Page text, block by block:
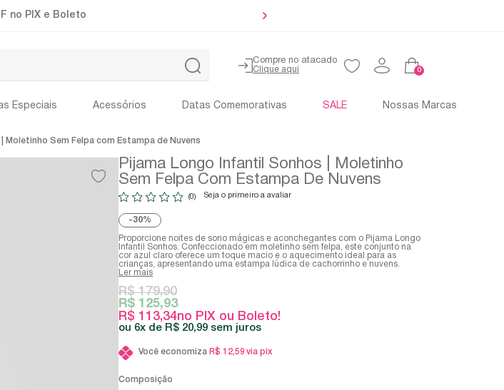
a partir de R$299
Compre no atacado
0
Especiais Acessórios Datas Comemorativas SALE Nossas Marcas
Moletinho Sem Felpa com Estampa de Nuvens
Pijama Longo Infantil Sonhos | Moletinho
Sem Felpa Com Estampa De Nuvens
(0) Seja o primeiro a avaliar
30%
Proporcione noites de sono mágicas e aconchegantes com o Pijama Longo
Infantil Sonhos. Confeccionado em moletinho sem felpa, este conjunto na
cor azul claro oferece um toque macio e o aquecimento ideal para as
crianças, apresentando uma estampa lúdica de cachorrinho e nuvens.
Ler mais
R$ 113,34no PIX ou Boleto!
R$ 179,90
R$ 125,93
6x R$ 20,99 sem juros
Você economiza R$ 12,59 via pix
Composição